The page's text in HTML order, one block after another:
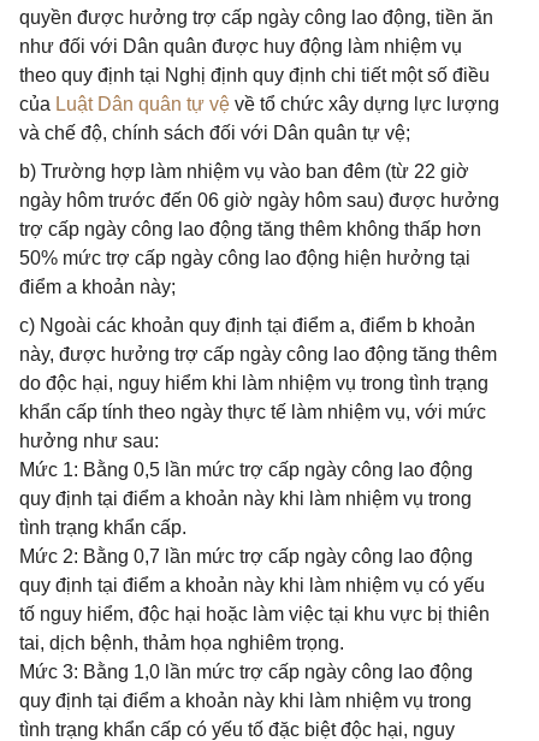
quyền được hưởng trợ cấp ngày công lao động, tiền ăn
như đối với Dân quân được huy động làm nhiệm vụ
theo quy định tại Nghị định quy định chi tiết một số điều
của Luật Dân quân tự vệ về tổ chức xây dựng lực lượng
và chế độ, chính sách đối với Dân quân tự vệ;
b) Trường hợp làm nhiệm vụ vào ban đêm (từ 22 giờ
ngày hôm trước đến 06 giờ ngày hôm sau) được hưởng
trợ cấp ngày công lao động tăng thêm không thấp hơn
50% mức trợ cấp ngày công lao động hiện hưởng tại
điểm a khoản này;
c) Ngoài các khoản quy định tại điểm a, điểm b khoản
này, được hưởng trợ cấp ngày công lao động tăng thêm
do độc hại, nguy hiểm khi làm nhiệm vụ trong tình trạng
khẩn cấp tính theo ngày thực tế làm nhiệm vụ, với mức
hưởng như sau:
Mức 1: Bằng 0,5 lần mức trợ cấp ngày công lao động
quy định tại điểm a khoản này khi làm nhiệm vụ trong
tình trạng khẩn cấp.
Mức 2: Bằng 0,7 lần mức trợ cấp ngày công lao động
quy định tại điểm a khoản này khi làm nhiệm vụ có yếu
tố nguy hiểm, độc hại hoặc làm việc tại khu vực bị thiên
tai, dịch bệnh, thảm họa nghiêm trọng.
Mức 3: Bằng 1,0 lần mức trợ cấp ngày công lao động
quy định tại điểm a khoản này khi làm nhiệm vụ trong
tình trạng khẩn cấp có yếu tố đặc biệt độc hại, nguy